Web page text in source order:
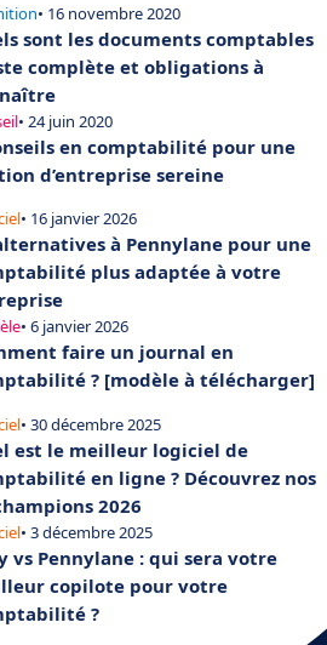
• 16 novembre 2020
sont les documents comptables
complète et obligations à
• 24 juin 2020
en comptabilité pour une
d’entreprise sereine
• 16 janvier 2026
à Pennylane pour une
plus adaptée à votre
• 6 janvier 2026
faire un journal en
? [modèle à télécharger]
• 30 décembre 2025
est le meilleur logiciel de
en ligne ? Découvrez nos
2026
• 3 décembre 2025
vs Pennylane : qui sera votre
copilote pour votre
?